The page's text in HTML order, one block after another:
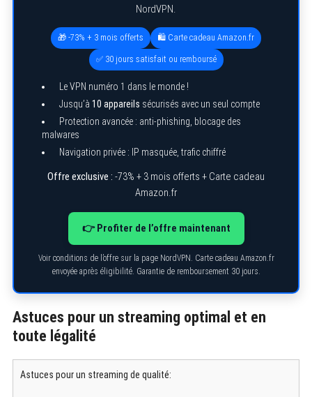
NordVPN.
🎁 -73% + 3 mois offerts 🛍️ Carte cadeau Amazon.fr
✅ 30 jours satisfait ou remboursé
Le VPN numéro 1 dans le monde !
Jusqu’à 10 appareils sécurisés avec un seul compte
Protection avancée : anti-phishing, blocage des
malwares
Navigation privée : IP masquée, trafic chiffré
Offre exclusive : -73% + 3 mois offerts + Carte cadeau
Amazon.fr
👉 Profiter de l’offre maintenant
Voir conditions de l’offre sur la page NordVPN. Carte cadeau Amazon.fr
envoyée après éligibilité. Garantie de remboursement 30 jours.
Astuces pour un streaming optimal et en
toute légalité
Astuces pour un streaming de qualité:
S
a